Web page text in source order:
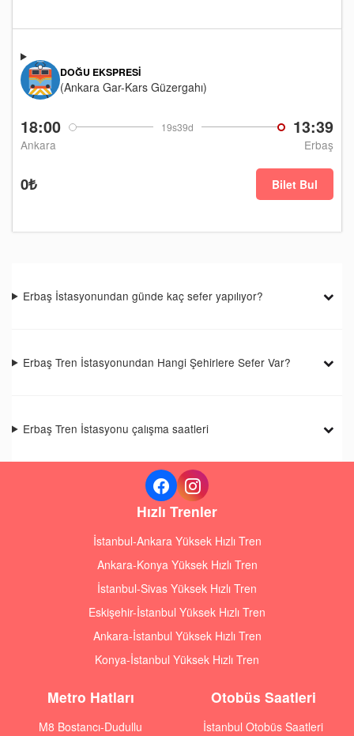
18:00 19s39d 13:39
Ankara Erbaş
DOĞU EKSPRESI
(Ankara Gar-Kars Güzergahı)
0₺ Bilet Bul
Erbaş İstasyonundan günde kaç sefer yapılıyor?
Erbaş Tren İstasyonundan Hangi Şehirlere Sefer Var?
Erbaş Tren İstasyonu çalışma saatleri
Hızlı Trenler
İstanbul-Ankara Yüksek Hızlı Tren
Ankara-Konya Yüksek Hızlı Tren
İstanbul-Sivas Yüksek Hızlı Tren
Eskişehir-İstanbul Yüksek Hızlı Tren
Ankara-İstanbul Yüksek Hızlı Tren
Konya-İstanbul Yüksek Hızlı Tren
Metro Hatları
M8 Bostancı-Dudullu
Otobüs Saatleri
İstanbul Otobüs Saatleri